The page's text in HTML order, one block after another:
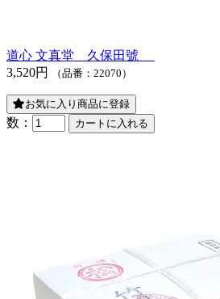
道心 文真堂 久保田號
3,520円
（品番：22070）
お気に入り商品に登録
数：